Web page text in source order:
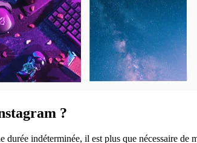
?
durée indéterminée, il est plus que nécessaire